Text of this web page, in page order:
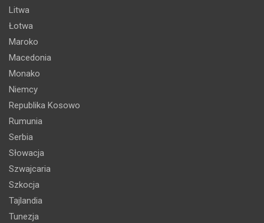
Litwa
Łotwa
Maroko
Macedonia
Monako
Niemcy
Republika Kosowo
Rumunia
Serbia
Słowacja
Szwajcaria
Szkocja
Tajlandia
Tunezja